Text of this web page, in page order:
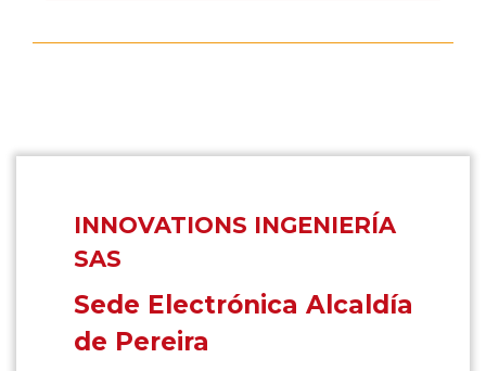
INNOVATIONS INGENIERÍA
SAS
Sede Electrónica Alcaldía
de Pereira